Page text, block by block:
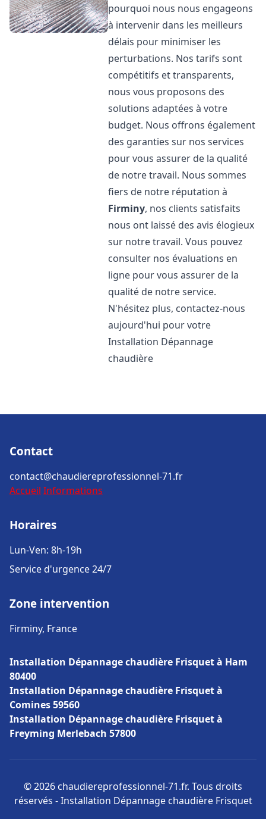
pourquoi nous nous engageons
à intervenir dans les meilleurs
délais pour minimiser les
perturbations. Nos tarifs sont
compétitifs et transparents,
nous vous proposons des
solutions adaptées à votre
budget. Nous offrons également
des garanties sur nos services
pour vous assurer de la qualité
de notre travail. Nous sommes
fiers de notre réputation à
Firminy, nos clients satisfaits
nous ont laissé des avis élogieux
sur notre travail. Vous pouvez
consulter nos évaluations en
ligne pour vous assurer de la
qualité de notre service.
N'hésitez plus, contactez-nous
aujourd'hui pour votre
Installation Dépannage
chaudière
Contact
contact@chaudiereprofessionnel-71.fr
Accueil Informations
Horaires
Lun-Ven: 8h-19h
Service d'urgence 24/7
Zone intervention
Firminy, France
Installation Dépannage chaudière Frisquet à Ham
80400
Installation Dépannage chaudière Frisquet à
Comines 59560
Installation Dépannage chaudière Frisquet à
Freyming Merlebach 57800
© 2026 chaudiereprofessionnel-71.fr. Tous droits
réservés - Installation Dépannage chaudière Frisquet